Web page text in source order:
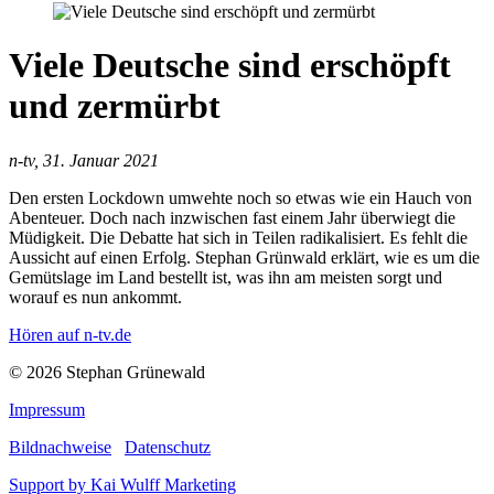
Viele Deutsche sind erschöpft
und zermürbt
n-tv, 31. Januar 2021
Den ersten Lockdown umwehte noch so etwas wie ein Hauch von
Abenteuer. Doch nach inzwischen fast einem Jahr überwiegt die
Müdigkeit. Die Debatte hat sich in Teilen radikalisiert. Es fehlt die
Aussicht auf einen Erfolg. Stephan Grünwald erklärt, wie es um die
Gemütslage im Land bestellt ist, was ihn am meisten sorgt und
worauf es nun ankommt.
Hören auf n-tv.de
© 2026 Stephan Grünewald
Impressum
Bildnachweise
Datenschutz
Support by Kai Wulff Marketing